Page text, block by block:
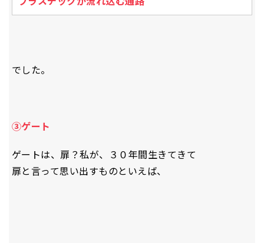
でした。
③ゲート
ゲートは、扉？私が、３０年間生きてきて
扉と言って思い出すものといえば、